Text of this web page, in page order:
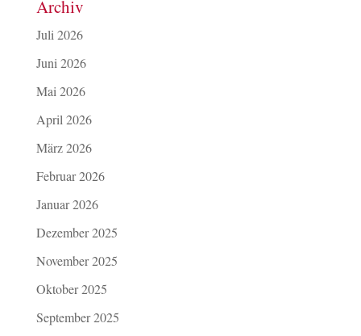
Archiv
Juli 2026
Juni 2026
Mai 2026
April 2026
März 2026
Februar 2026
Januar 2026
Dezember 2025
November 2025
Oktober 2025
September 2025